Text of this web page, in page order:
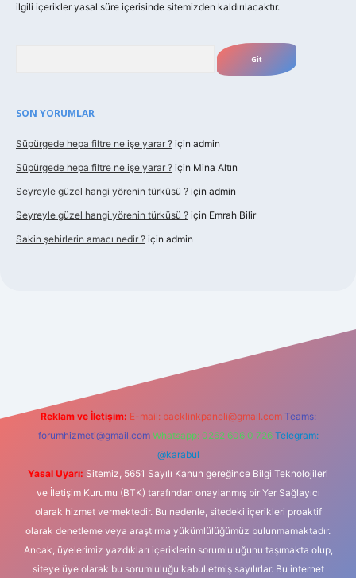
ilgili içerikler yasal süre içerisinde sitemizden kaldırılacaktır.
SON YORUMLAR
Süpürgede hepa filtre ne işe yarar ? için admin
Süpürgede hepa filtre ne işe yarar ? için Mina Altın
Seyreyle güzel hangi yörenin türküsü ? için admin
Seyreyle güzel hangi yörenin türküsü ? için Emrah Bilir
Sakin şehirlerin amacı nedir ? için admin
Reklam ve İletişim: E-mail: backlinkpaneli@gmail.com Teams:
forumhizmeti@gmail.com Whatsapp: 0262 606 0 726 Telegram:
@karabul
Yasal Uyarı: Sitemiz, 5651 Sayılı Kanun gereğince Bilgi Teknolojileri
ve İletişim Kurumu (BTK) tarafından onaylanmış bir Yer Sağlayıcı
olarak hizmet vermektedir. Bu nedenle, sitedeki içerikleri proaktif
olarak denetleme veya araştırma yükümlülüğümüz bulunmamaktadır.
Ancak, üyelerimiz yazdıkları içeriklerin sorumluluğunu taşımakta olup,
siteye üye olarak bu sorumluluğu kabul etmiş sayılırlar. Bu internet